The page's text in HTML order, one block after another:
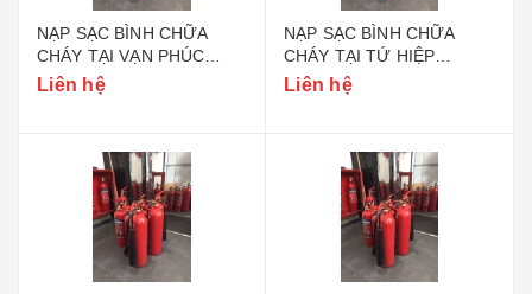
NẠP SẠC BÌNH CHỮA
CHÁY TẠI VẠN PHÚC
HUYỆN THANH TRÌ HÀ
Liên hệ
NẠP SẠC BÌNH CHỮA
CHÁY TẠI TỨ HIỆP
HUYỆN THANH TRÌ HÀ
Liên hệ